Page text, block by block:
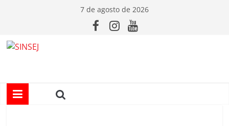
conteúdo
7 de agosto de 2026
I